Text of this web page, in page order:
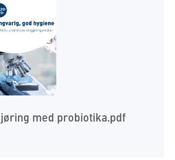
med probiotika.pdf